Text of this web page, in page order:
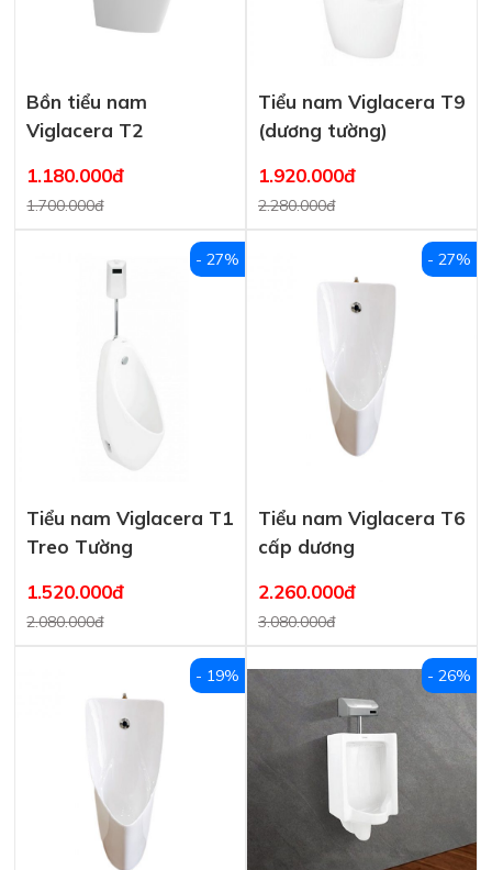
Bồn tiểu nam
Viglacera T2
1.180.000đ
1.700.000đ
Tiểu nam Viglacera T9
(dương tường)
1.920.000đ
2.280.000đ
Tiểu nam Viglacera T1
Treo Tường
1.520.000đ
2.080.000đ
- 27%
Tiểu nam Viglacera T6
cấp dương
2.260.000đ
3.080.000đ
- 27%
- 19% - 26%